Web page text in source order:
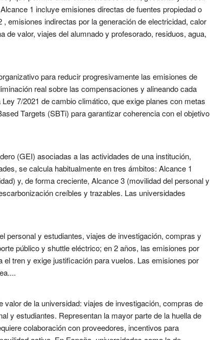
1 incluye emisiones directas de fuentes propiedad o
emisiones indirectas por la generación de electricidad, calor
valor, viajes del alumnado y profesorado, residuos, agua,
para reducir progresivamente las emisiones de
real sobre las compensaciones y alineando cada
7/2021 de cambio climático, que exige planes con metas
Targets (SBTi) para garantizar coherencia con el objetivo
(GEI) asociadas a las actividades de una institución,
se calcula habitualmente en tres ámbitos: Alcance 1
y, de forma creciente, Alcance 3 (movilidad del personal y
creíbles y trazables. Las universidades
personal y estudiantes, viajes de investigación, compras y
público y shuttle eléctrico; en 2 años, las emisiones por
tren y exige justificación para vuelos. Las emisiones por
de la universidad: viajes de investigación, compras de
y estudiantes. Representan la mayor parte de la huella de
colaboración con proveedores, incentivos para